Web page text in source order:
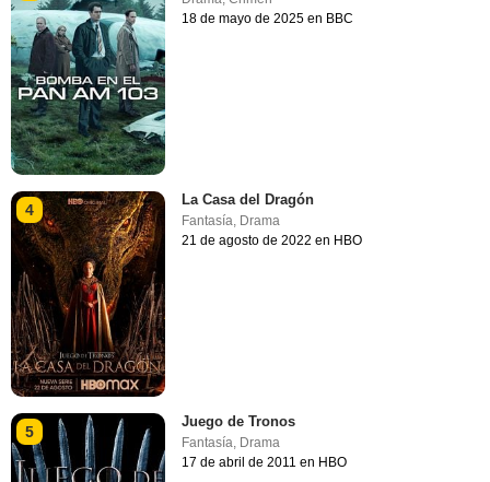
18 de mayo de 2025 en BBC
4
La Casa del Dragón
Fantasía, Drama
21 de agosto de 2022 en HBO
5
Juego de Tronos
Fantasía, Drama
17 de abril de 2011 en HBO